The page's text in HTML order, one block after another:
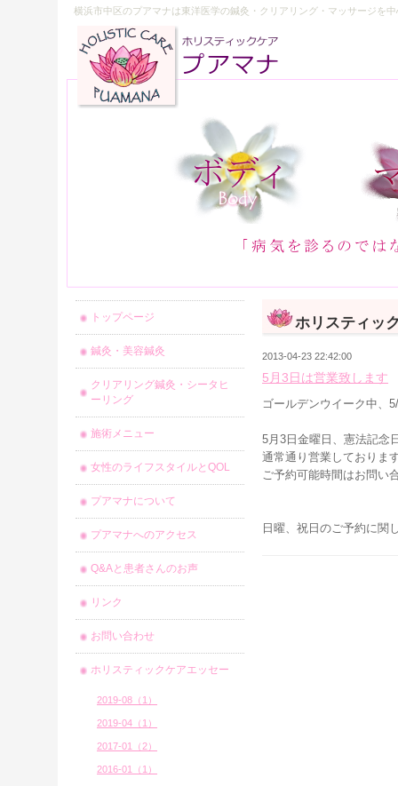
横浜市中区のプアマナは東洋医学の鍼灸・クリアリング・マッサージを
ホリスティッ
2013-04-23 22:42:00
5月3日は営業致します
ゴールデンウイーク中、
5月3日金曜日、憲法記念
通常通り営業しておりま
ご予約可能時間はお問い
日曜、祝日のご予約に関
トップページ
鍼灸・美容鍼灸
クリアリング鍼灸・シータヒ
ーリング
施術メニュー
女性のライフスタイルとQOL
プアマナについて
プアマナへのアクセス
Q&Aと患者さんのお声
リンク
お問い合わせ
ホリスティックケアエッセー
2019-08（1）
2019-04（1）
2017-01（2）
2016-01（1）